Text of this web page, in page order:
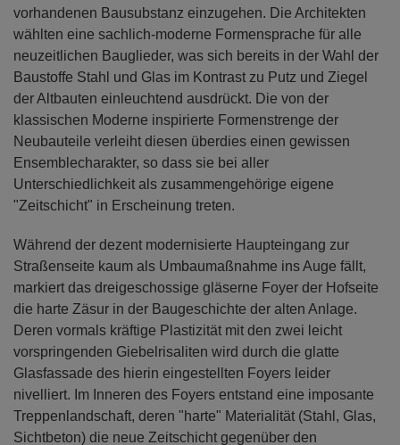
vorhandenen Bausubstanz einzugehen. Die Architekten
wählten eine sachlich-moderne Formensprache für alle
neuzeitlichen Bauglieder, was sich bereits in der Wahl der
Baustoffe Stahl und Glas im Kontrast zu Putz und Ziegel
der Altbauten einleuchtend ausdrückt. Die von der
klassischen Moderne inspirierte Formenstrenge der
Neubauteile verleiht diesen überdies einen gewissen
Ensemblecharakter, so dass sie bei aller
Unterschiedlichkeit als zusammengehörige eigene
"Zeitschicht" in Erscheinung treten.
Während der dezent modernisierte Haupteingang zur
Straßenseite kaum als Umbaumaßnahme ins Auge fällt,
markiert das dreigeschossige gläserne Foyer der Hofseite
die harte Zäsur in der Baugeschichte der alten Anlage.
Deren vormals kräftige Plastizität mit den zwei leicht
vorspringenden Giebelrisaliten wird durch die glatte
Glasfassade des hierin eingestellten Foyers leider
nivelliert. Im Inneren des Foyers entstand eine imposante
Treppenlandschaft, deren "harte" Materialität (Stahl, Glas,
Sichtbeton) die neue Zeitschicht gegenüber den